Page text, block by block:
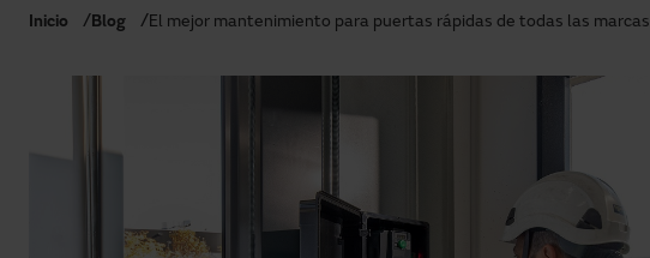
Inicio Blog El mejor mantenimiento para puertas rápidas de todas las marcas